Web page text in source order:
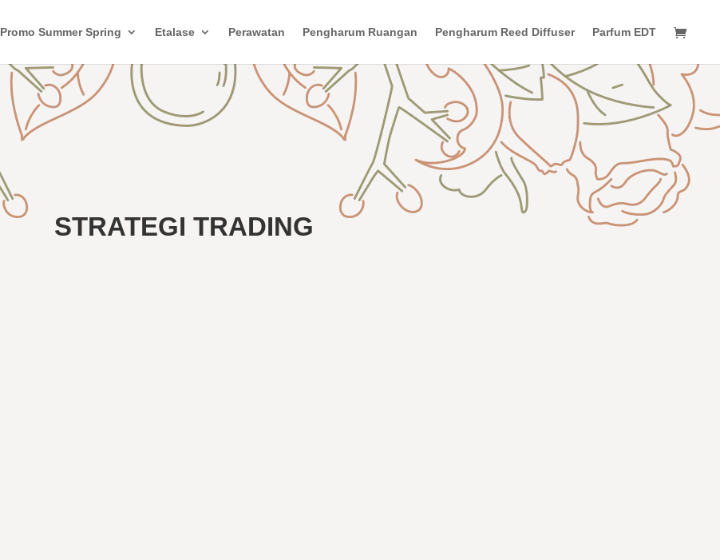
Promo Summer Spring Etalase Perawatan Pengharum Ruangan Pengharum Reed Diffuser Parfum EDT
STRATEGI TRADING